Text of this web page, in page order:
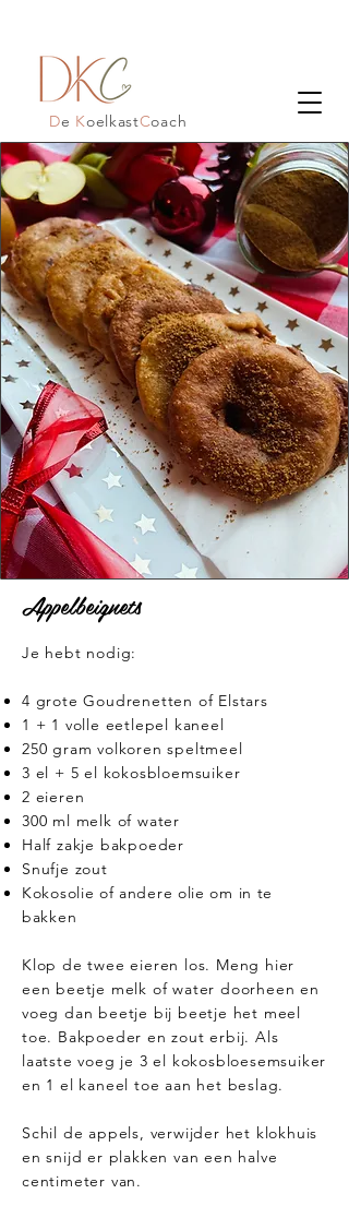
De KoelkastCoach
Appelbeignets
Je hebt nodig:
4 grote Goudrenetten of Elstars
1 + 1 volle eetlepel kaneel
250 gram volkoren speltmeel
3 el + 5 el kokosbloemsuiker
2 eieren
300 ml melk of water
Half zakje bakpoeder
Snufje zout
Kokosolie of andere olie om in te
bakken
Klop de twee eieren los. Meng hier
een beetje melk of water doorheen en
voeg dan beetje bij beetje het meel
toe. Bakpoeder en zout erbij. Als
laatste voeg je 3 el kokosbloesemsuiker
en 1 el kaneel toe aan het beslag.
Schil de appels, verwijder het klokhuis
en snijd er plakken van een halve
centimeter van.